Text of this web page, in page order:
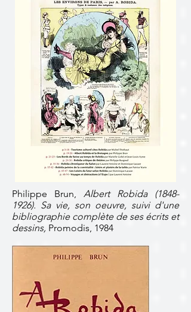
Philippe Brun, Albert Robida (1848-
1926). Sa vie, son oeuvre, suivi d'une
bibliographie complète de ses écrits et
dessins, Promodis, 1984